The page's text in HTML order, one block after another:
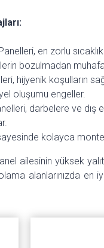
en zorlu
bozulmadan
hijyenik koşulların
oluşumu engeller.
darbelere ve dış
kolayca monte
ailesinin yüksek
alanlarınızda en